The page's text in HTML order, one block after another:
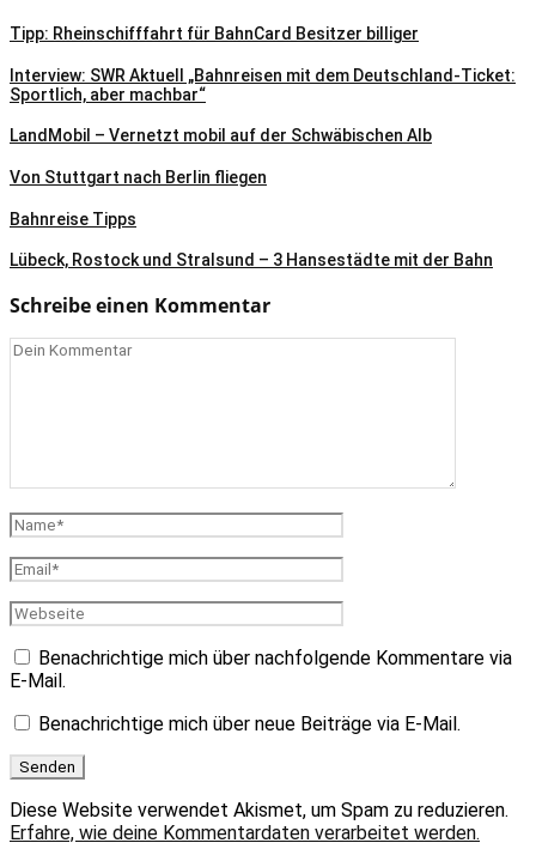
Tipp: Rheinschifffahrt für BahnCard Besitzer billiger
Interview: SWR Aktuell „Bahnreisen mit dem Deutschland-Ticket:
Sportlich, aber machbar“
LandMobil – Vernetzt mobil auf der Schwäbischen Alb
Von Stuttgart nach Berlin fliegen
Bahnreise Tipps
Lübeck, Rostock und Stralsund – 3 Hansestädte mit der Bahn
Schreibe einen Kommentar
Benachrichtige mich über nachfolgende Kommentare via
E-Mail.
Benachrichtige mich über neue Beiträge via E-Mail.
Diese Website verwendet Akismet, um Spam zu reduzieren.
Erfahre, wie deine Kommentardaten verarbeitet werden.